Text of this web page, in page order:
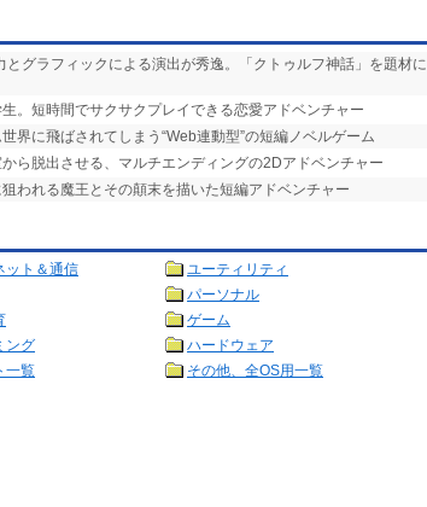
とグラフィックによる演出が秀逸。「クトゥルフ神話」を題材に
。短時間でサクサクプレイできる恋愛アドベンチャー
界に飛ばされてしまう“Web連動型”の短編ノベルゲーム
ら脱出させる、マルチエンディングの2Dアドベンチャー
われる魔王とその顛末を描いた短編アドベンチャー
ット＆通信
ユーティリティ
パーソナル
ゲーム
ング
ハードウェア
一覧 その他、全OS用一覧